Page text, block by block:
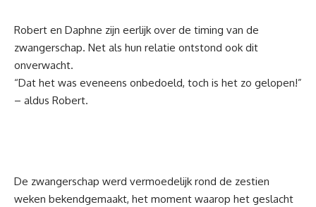
Robert en Daphne zijn eerlijk over de timing van de
zwangerschap. Net als hun relatie ontstond ook dit
onverwacht.
“Dat het was eveneens onbedoeld, toch is het zo gelopen!”
– aldus Robert.
De zwangerschap werd vermoedelijk rond de zestien
weken bekendgemaakt, het moment waarop het geslacht